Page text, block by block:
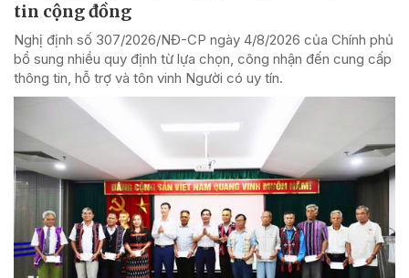
tin cộng đồng
Nghị định số 307/2026/NĐ-CP ngày 4/8/2026 của Chính phủ
bổ sung nhiều quy định từ lựa chọn, công nhận đến cung cấp
thông tin, hỗ trợ và tôn vinh Người có uy tín.